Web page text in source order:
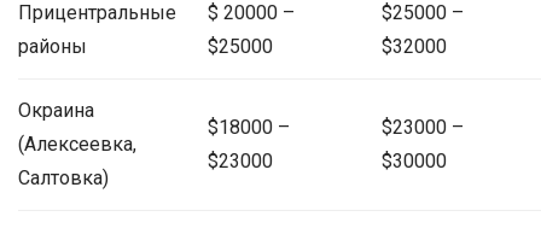
Прицентральные
районы
$ 20000 –
$25000
$25000 –
$32000
Окраина
(Алексеевка,
Салтовка)
$18000 –
$23000
$23000 –
$30000